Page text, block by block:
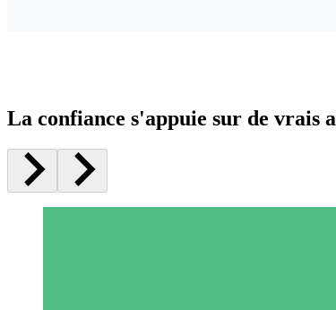
La confiance s'appuie sur de vrais